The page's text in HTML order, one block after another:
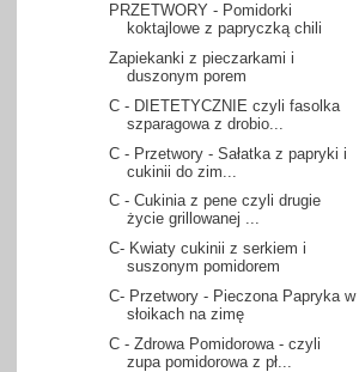
PRZETWORY - Pomidorki
koktajlowe z papryczką chili
Zapiekanki z pieczarkami i
duszonym porem
C - DIETETYCZNIE czyli fasolka
szparagowa z drobio...
C - Przetwory - Sałatka z papryki i
cukinii do zim...
C - Cukinia z pene czyli drugie
życie grillowanej ...
C- Kwiaty cukinii z serkiem i
suszonym pomidorem
C- Przetwory - Pieczona Papryka w
słoikach na zimę
C - Zdrowa Pomidorowa - czyli
zupa pomidorowa z pł...